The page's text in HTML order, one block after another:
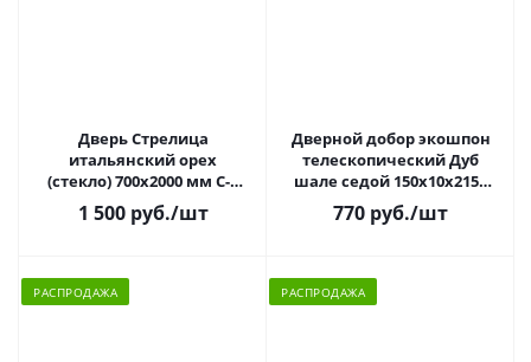
Дверь Стрелица
итальянский орех
(стекло) 700х2000 мм С-2
распродажа
1 500 руб./шт
Дверной добор экошпон
телескопический Дуб
шале седой 150х10х2150
VELLDORIS
770 руб./шт
РАСПРОДАЖА РАСПРОДАЖА